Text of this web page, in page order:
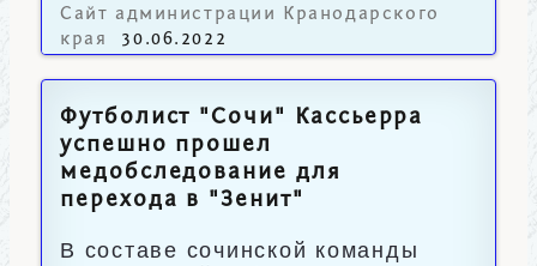
пройдет 2 июля.
Сайт администрации Кранодарского
края
30.06.2022
Футболист "Сочи" Кассьерра
успешно прошел
медобследование для
перехода в "Зенит"
В составе сочинской команды